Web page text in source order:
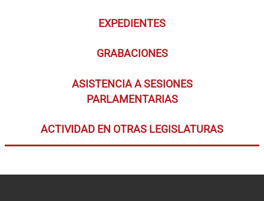
EXPEDIENTES
GRABACIONES
ASISTENCIA A SESIONES
PARLAMENTARIAS
ACTIVIDAD EN OTRAS LEGISLATURAS